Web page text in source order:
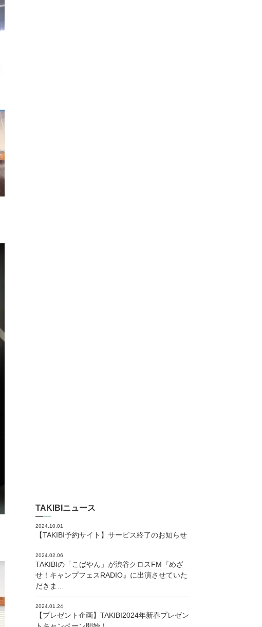
TAKIBIニュース
2024.10.01
【TAKIBI予約サイト】サービス終了のお知らせ
2024.02.06
TAKIBIの「こばやん」が渋谷クロスFM『めざ
せ！キャンプフェスRADIO』に出演させていた
だきま…
2024.01.24
【プレゼント企画】TAKIBI2024年新春プレゼン